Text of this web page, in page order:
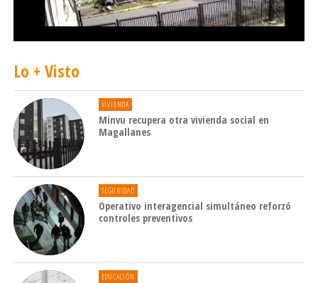
Lo + Visto
VIVIENDA
Minvu recupera otra vivienda social en
Magallanes
SEGURIDAD
Operativo interagencial simultáneo reforzó
controles preventivos
EDUCACIÓN